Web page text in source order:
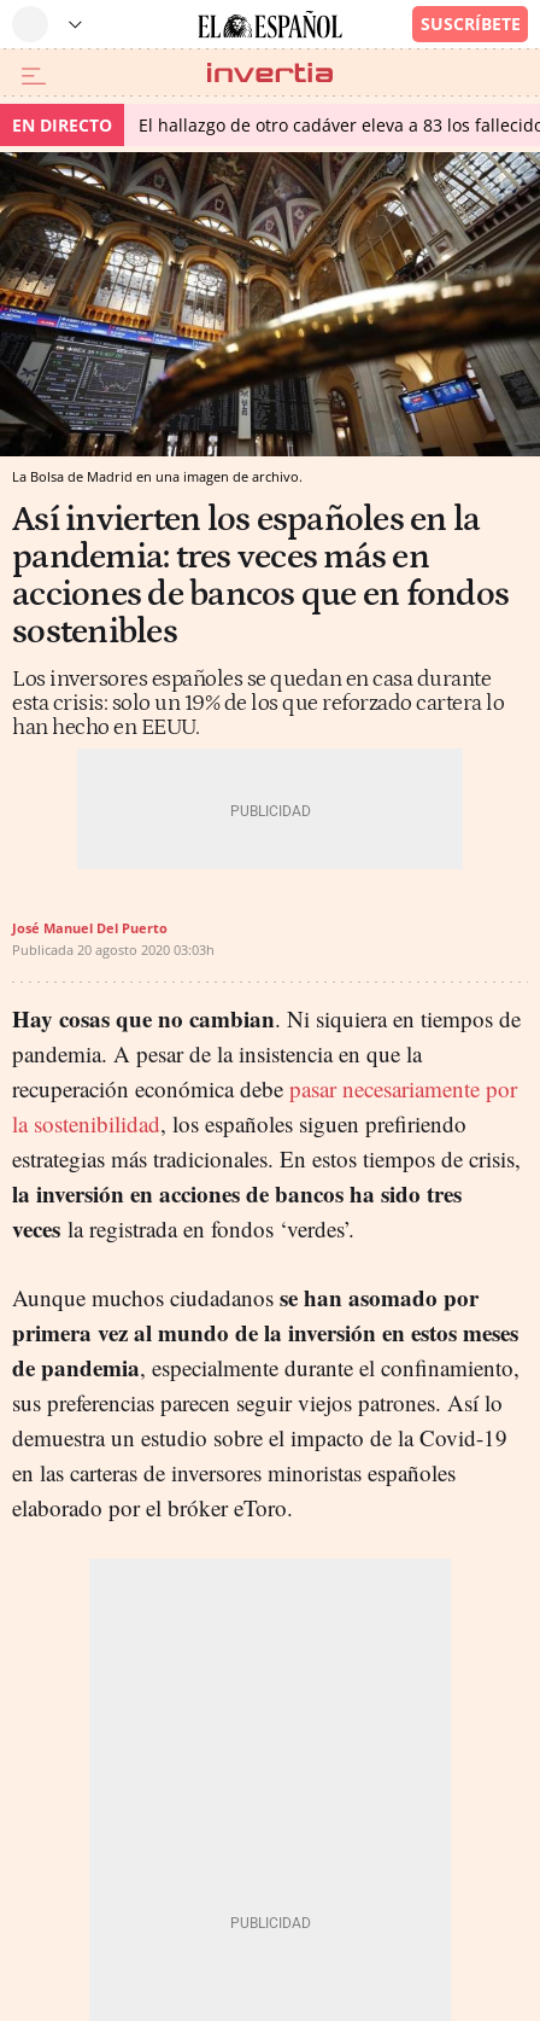
EN DIRECTO El hallazgo de otro cadáver eleva a 83 los
La Bolsa de Madrid en una imagen de archivo.
Así invierten los españoles en la
pandemia: tres veces más en
acciones de bancos que en fondos
sostenibles
Los inversores españoles se quedan en casa durante
esta crisis: solo un 19% de los que reforzado cartera lo
han hecho en EEUU.
José Manuel Del Puerto
Publicada 20 agosto 2020 03:03h
Hay cosas que no cambian. Ni siquiera en tiempos de
pandemia. A pesar de la insistencia en que la
recuperación económica debe pasar necesariamente por
la sostenibilidad, los españoles siguen prefiriendo
estrategias más tradicionales. En estos tiempos de crisis,
la inversión en acciones de bancos ha sido tres
veces la registrada en fondos ‘verdes’.
Aunque muchos ciudadanos se han asomado por
primera vez al mundo de la inversión en estos meses
de pandemia, especialmente durante el confinamiento,
sus preferencias parecen seguir viejos patrones. Así lo
demuestra un estudio sobre el impacto de la Covid-19
en las carteras de inversores minoristas españoles
elaborado por el bróker eToro.